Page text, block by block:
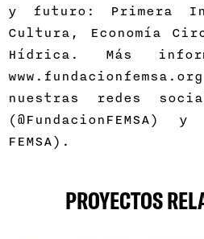
y futuro: Primera
Cultura, Economía
Hídrica. Más
nuestras redes
FEMSA).
PROYECTOS